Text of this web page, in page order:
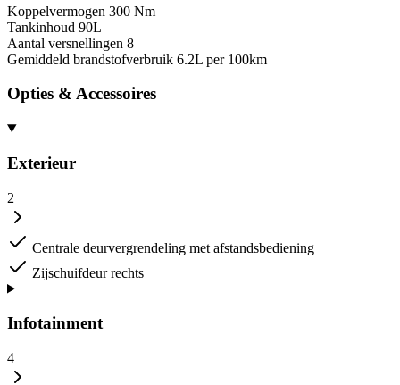
Koppelvermogen 300 Nm
Tankinhoud 90L
Aantal versnellingen 8
Gemiddeld brandstofverbruik 6.2L per 100km
Opties & Accessoires
Exterieur
2
Centrale deurvergrendeling met afstandsbediening
Zijschuifdeur rechts
Infotainment
4